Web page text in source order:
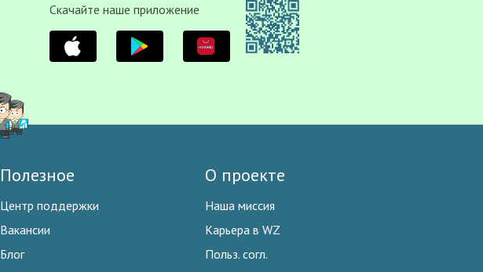
Скачайте наше приложение
Полезное
Центр поддержки
Вакансии
Блог
О проекте
Наша миссия
Карьера в WZ
Польз. согл.